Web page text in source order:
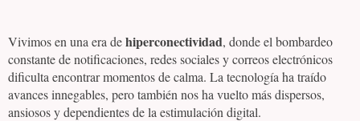
Vivimos en una era dehiperconectividad, donde el bombardeo
constante de notificaciones, redes sociales y correos electrónicos
dificulta encontrar momentos de calma. La tecnología ha traído
avances innegables, pero también nos ha vuelto más dispersos,
ansiosos y dependientes de la estimulación digital.